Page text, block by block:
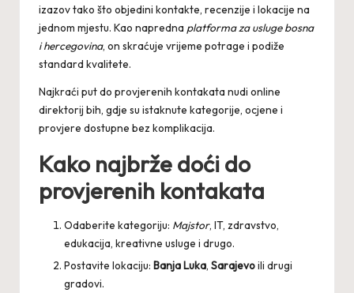
izazov tako što objedini kontakte, recenzije i lokacije na
jednom mjestu. Kao napredna platforma za usluge bosna
i hercegovina, on skraćuje vrijeme potrage i podiže
standard kvalitete.
Najkraći put do provjerenih kontakata nudi online
direktorij bih, gdje su istaknute kategorije, ocjene i
provjere dostupne bez komplikacija.
Kako najbrže doći do
provjerenih kontakata
Odaberite kategoriju: Majstor, IT, zdravstvo,
edukacija, kreativne usluge i drugo.
Postavite lokaciju: Banja Luka, Sarajevoili drugi
gradovi.